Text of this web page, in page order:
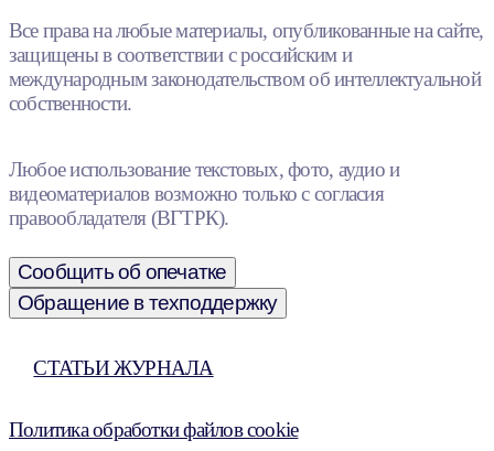
Все права на любые материалы, опубликованные на сайте,
защищены в соответствии с российским и
международным законодательством об интеллектуальной
собственности.
Любое использование текстовых, фото, аудио и
видеоматериалов возможно только с согласия
правообладателя (ВГТРК).
Сообщить об опечатке
Обращение в техподдержку
СТАТЬИ ЖУРНАЛА
Политика обработки файлов cookie